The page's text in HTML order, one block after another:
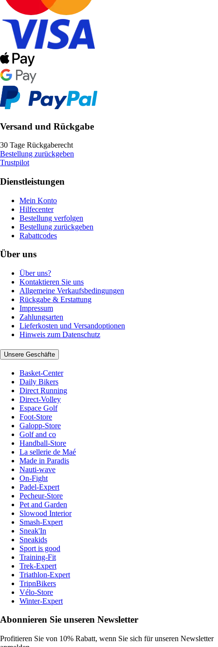
Versand und Rückgabe
30 Tage Rückgaberecht
Bestellung zurückgeben
Trustpilot
Dienstleistungen
Mein Konto
Hilfecenter
Bestellung verfolgen
Bestellung zurückgeben
Rabattcodes
Über uns
Über uns?
Kontaktieren Sie uns
Allgemeine Verkaufsbedingungen
Rückgabe & Erstattung
Impressum
Zahlungsarten
Lieferkosten und Versandoptionen
Hinweis zum Datenschutz
Unsere Geschäfte
Basket-Center
Daily Bikers
Direct Running
Direct-Volley
Espace Golf
Foot-Store
Galopp-Store
Golf and co
Handball-Store
La sellerie de Maé
Made in Paradis
Nauti-wave
On-Fight
Padel-Expert
Pecheur-Store
Pet and Garden
Slowood Interior
Smash-Expert
Sneak'In
Sneakids
Sport is good
Training-Fit
Trek-Expert
Triathlon-Expert
TripnBikers
Vélo-Store
Winter-Expert
Abonnieren Sie unseren Newsletter
Profitieren Sie von 10% Rabatt, wenn Sie sich für unseren Newsletter